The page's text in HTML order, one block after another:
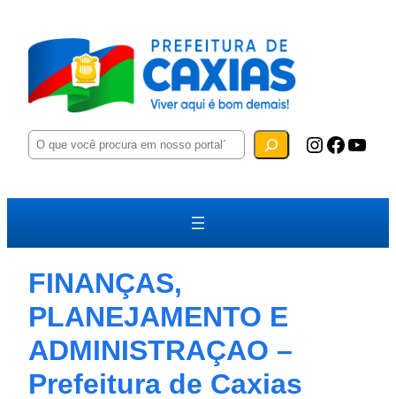
P
e
u
a
Instagram Facebook YouTube
FINANÇAS,
PLANEJAMENTO E
ADMINISTRAÇAO –
Prefeitura de Caxias